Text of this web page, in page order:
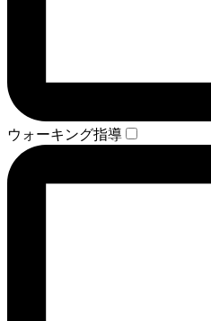
ウォーキング指導